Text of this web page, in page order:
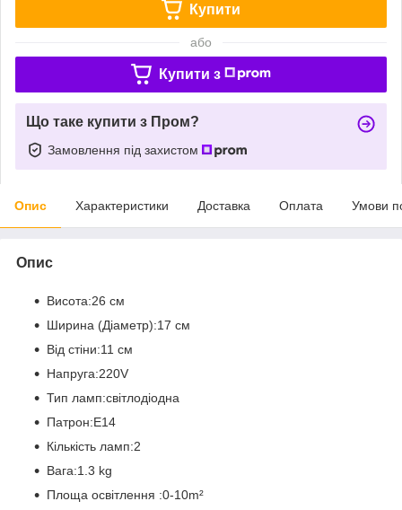
Купити
або
Купити з
Що таке купити з Пром?
Замовлення під захистом
Опис Характеристики Доставка Оплата Умови
Опис
Висота:26 см
Ширина (Діаметр):17 см
Від стіни:11 см
Напруга:220V
Тип ламп:світлодіодна
Патрон:E14
Кількість ламп:2
Вага:1.3 kg
Площа освітлення :0-10m²